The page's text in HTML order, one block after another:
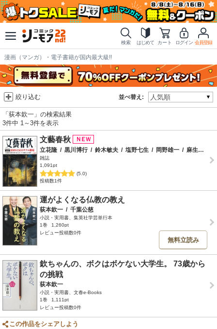
検索 はじめて カート ログイン 会員登録
漫画（マンガ）・電子書籍が国内最大級!!
並べ替え:
絞り込む
「荻本欽一」の検索結果
3件中 1～3件を表示
文藝春秋
立花隆 / 黒川博行 / 鈴木敏夫 / 塩野七生 / 岡野雄一 / 麻生幾
雑誌
1,091pt
(5.0)
投稿数1件
運がよくなる仏教の教え
荻本欽一 / 千葉公慈
小説・実用書、集英社学芸単行本
1巻
1,260pt
レビュー投稿数0件
無料立読み
欽ちゃんの、ボクはボケない大学生。 73歳から
の挑戦
荻本欽一
小説・実用書、文春e-Books
1巻
1,111pt
レビュー投稿数0件
この作品をシェアしよう